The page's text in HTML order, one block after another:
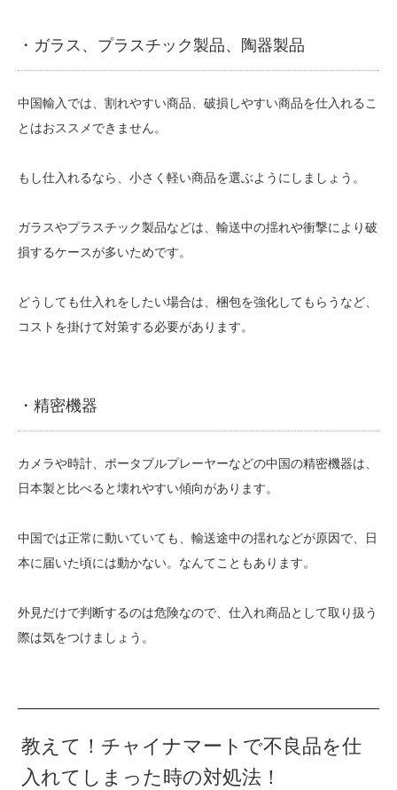
・ガラス、プラスチック製品、陶器製品
中国輸入では、割れやすい商品、破損しやすい商品を仕入れるこ
とはおススメできません。
もし仕入れるなら、小さく軽い商品を選ぶようにしましょう。
ガラスやプラスチック製品などは、輸送中の揺れや衝撃により破
損するケースが多いためです。
どうしても仕入れをしたい場合は、梱包を強化してもらうなど、
コストを掛けて対策する必要があります。
・精密機器
カメラや時計、ポータブルプレーヤーなどの中国の精密機器は、
日本製と比べると壊れやすい傾向があります。
中国では正常に動いていても、輸送途中の揺れなどが原因で、日
本に届いた頃には動かない。なんてこともあります。
外見だけで判断するのは危険なので、仕入れ商品として取り扱う
際は気をつけましょう。
教えて！チャイナマートで不良品を仕
入れてしまった時の対処法！